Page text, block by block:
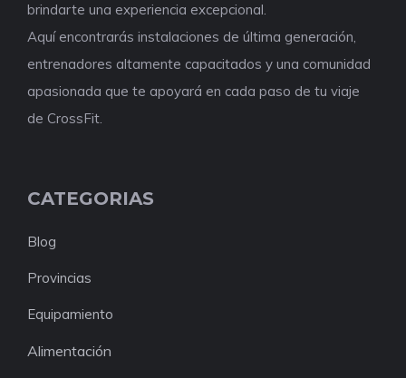
brindarte una experiencia excepcional.
Aquí encontrarás instalaciones de última generación,
entrenadores altamente capacitados y una comunidad
apasionada que te apoyará en cada paso de tu viaje
de CrossFit.
CATEGORIAS
Blog
Provincias
Equipamiento
Alimentación